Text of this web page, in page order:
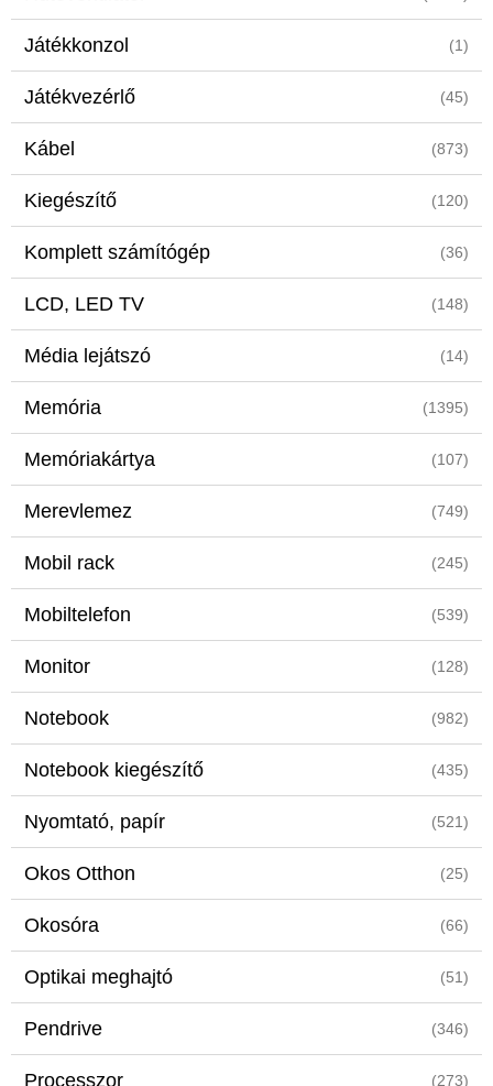
Játékkonzol (1)
Játékvezérlő (45)
Kábel (873)
Kiegészítő (120)
Komplett számítógép (36)
LCD, LED TV (148)
Média lejátszó (14)
Memória (1395)
Memóriakártya (107)
Merevlemez (749)
Mobil rack (245)
Mobiltelefon (539)
Monitor (128)
Notebook (982)
Notebook kiegészítő (435)
Nyomtató, papír (521)
Okos Otthon (25)
Okosóra (66)
Optikai meghajtó (51)
Pendrive (346)
Processzor (273)